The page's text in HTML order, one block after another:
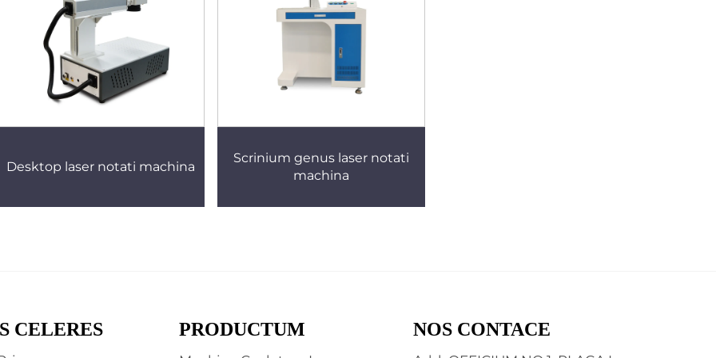
Desktop laser notati machina
Scrinium genus laser notati
machina
CELERES PRODUCTUM NOS CONTACE